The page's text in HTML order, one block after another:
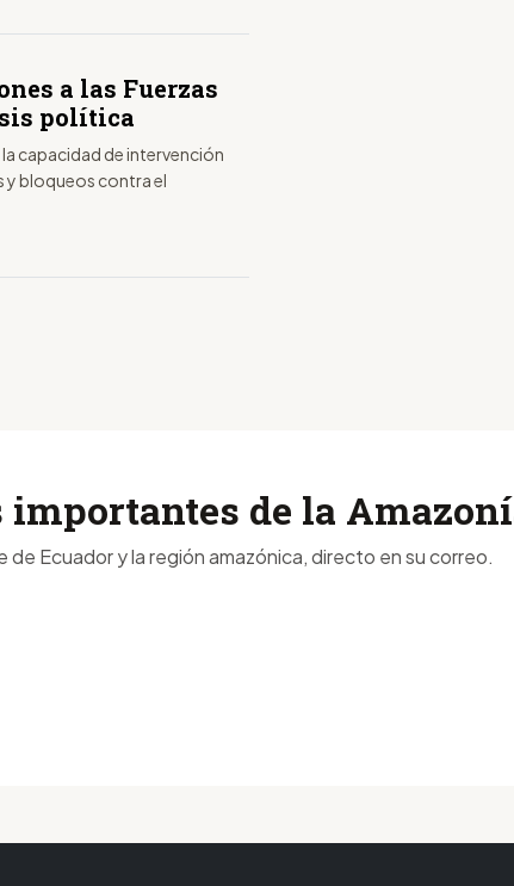
a las Fuerzas
política
capacidad de intervención
y bloqueos contra el
de la
Ecuador y la región amazónica, directo en su correo.